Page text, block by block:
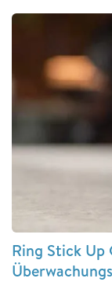
Ring Stick Up